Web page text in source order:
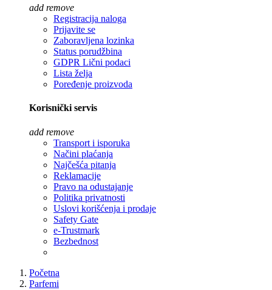
add remove
Registracija naloga
Prijavite se
Zaboravljena lozinka
Status porudžbina
GDPR Lični podaci
Lista želja
Poređenje proizvoda
Korisnički servis
add remove
Transport i isporuka
Načini plaćanja
Najčešća pitanja
Reklamacije
Pravo na odustajanje
Politika privatnosti
Uslovi korišćenja i prodaje
Safety Gate
e-Trustmark
Bezbednost
Početna
Parfemi